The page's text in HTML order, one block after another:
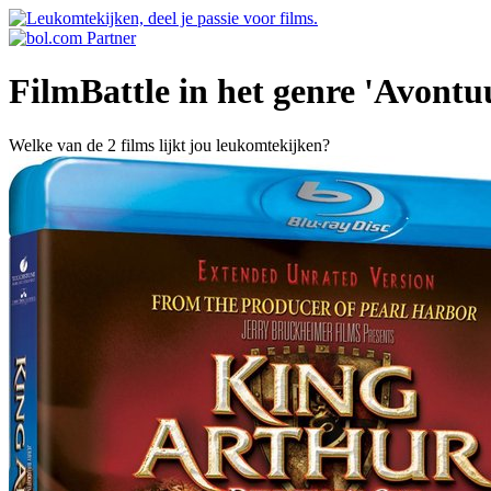
FilmBattle in het genre
Welke van de 2 films lijkt jou leukomtekijken?